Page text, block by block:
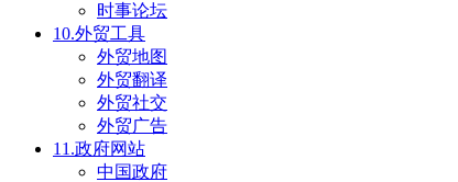
时事论坛
10.外贸工具
外贸地图
外贸翻译
外贸社交
外贸广告
11.政府网站
中国政府